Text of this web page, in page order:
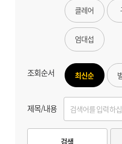
클레어
엄대섭
조회순서 최신순
제목/내용
검색